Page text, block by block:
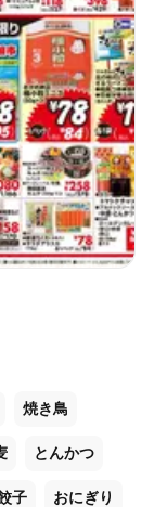
焼き鳥
とんかつ
子 おにぎり